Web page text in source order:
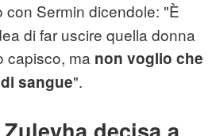
con Sermin dicendole: "È
di far uscire quella donna
capisco, ma non voglio che
sangue".